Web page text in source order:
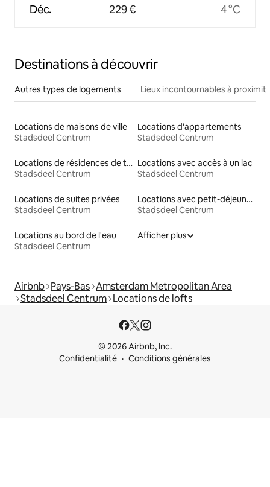
Déc. 229 € 4 °C
Destinations à découvrir
Autres types de logements Lieux incontournables à
Locations de maisons de ville
Stadsdeel Centrum
Locations d'appartements
Stadsdeel Centrum
Locations de résidences de tourisme
Stadsdeel Centrum
Locations avec accès à un lac
Stadsdeel Centrum
Locations de suites privées
Stadsdeel Centrum
Locations avec petit-déjeuner
Stadsdeel Centrum
Locations au bord de l'eau
Stadsdeel Centrum
Afficher plus
Airbnb Pays-Bas Amsterdam Metropolitan Area
Stadsdeel Centrum Locations de lofts
© 2026 Airbnb, Inc.
Confidentialité
Conditions générales